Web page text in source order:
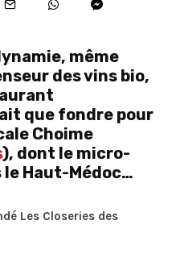
même
des vins bio,
que fondre pour
Choime
), dont le micro-
le Haut-Médoc…
Les Closeries des